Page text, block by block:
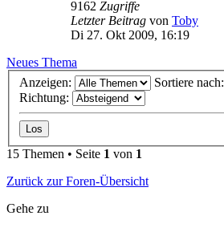
9162 Zugriffe
Letzter Beitrag von Toby
Di 27. Okt 2009, 16:19
Neues Thema
Anzeigen:
Sortiere nach:
Richtung:
15 Themen • Seite 1 von 1
Zurück zur Foren-Übersicht
Gehe zu